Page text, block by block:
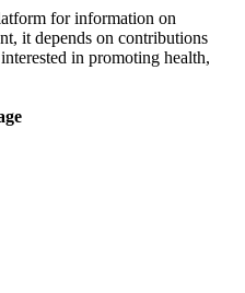
for information on
it depends on contributions
in promoting health,